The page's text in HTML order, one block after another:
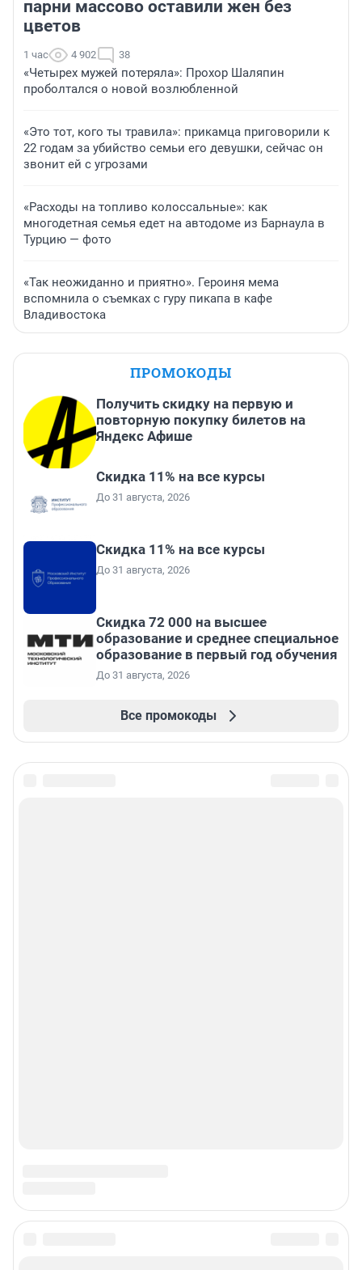
парни массово оставили жен без
цветов
1 час 4 902 38
«Четырех мужей потеряла»: Прохор Шаляпин
проболтался о новой возлюбленной
«Это тот, кого ты травила»: прикамца приговорили к
22 годам за убийство семьи его девушки, сейчас он
звонит ей с угрозами
«Расходы на топливо колоссальные»: как
многодетная семья едет на автодоме из Барнаула в
Турцию — фото
«Так неожиданно и приятно». Героиня мема
вспомнила о съемках с гуру пикапа в кафе
Владивостока
ПРОМОКОДЫ
Получить скидку на первую и
повторную покупку билетов на
Яндекс Афише
Скидка 11% на все курсы
До 31 августа, 2026
Скидка 11% на все курсы
До 31 августа, 2026
Скидка 72 000 на высшее
образование и среднее специальное
образование в первый год обучения
До 31 августа, 2026
Все промокоды